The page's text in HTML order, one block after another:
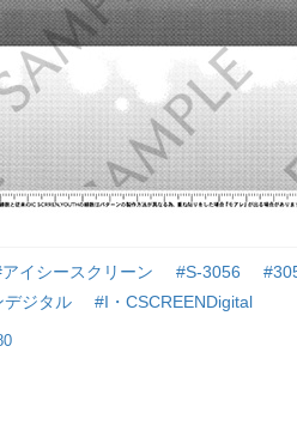
イシースクリーン #S-3056
デジタル
#I・CSCREENDigital